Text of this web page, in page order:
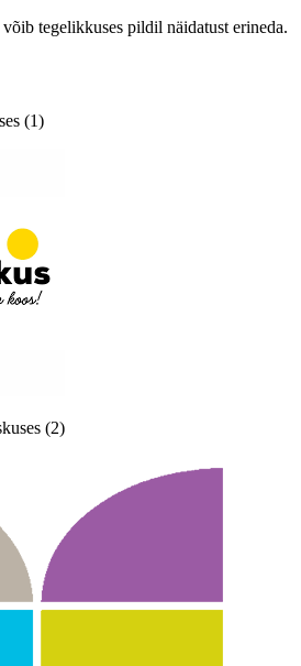
tegelikkuses pildil näidatust erineda.
(1)
(2)